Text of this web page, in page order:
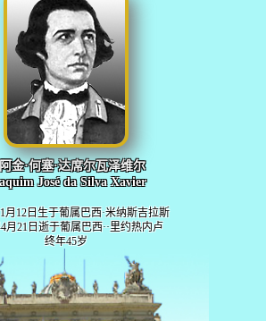
金·何塞·达席尔瓦泽维尔
José da Silva Xavier
月12日生于葡属巴西·米纳斯吉拉斯
月21日逝于葡属巴西··里约热内卢
终年45岁